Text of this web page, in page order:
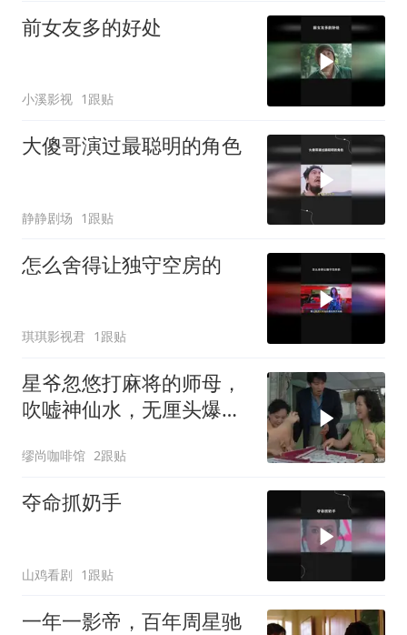
前女友多的好处
小溪影视 1跟贴
大傻哥演过最聪明的角色
静静剧场 1跟贴
怎么舍得让独守空房的
琪琪影视君 1跟贴
星爷忽悠打麻将的师母，
吹嘘神仙水，无厘头爆笑
缪尚咖啡馆 2跟贴
夺命抓奶手
山鸡看剧 1跟贴
一年一影帝，百年周星驰